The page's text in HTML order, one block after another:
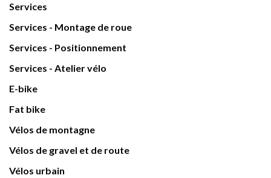
Services
Services - Montage de roue
Services - Positionnement
Services - Atelier vélo
E-bike
Fat bike
Vélos de montagne
Vélos de gravel et de route
Vélos urbain